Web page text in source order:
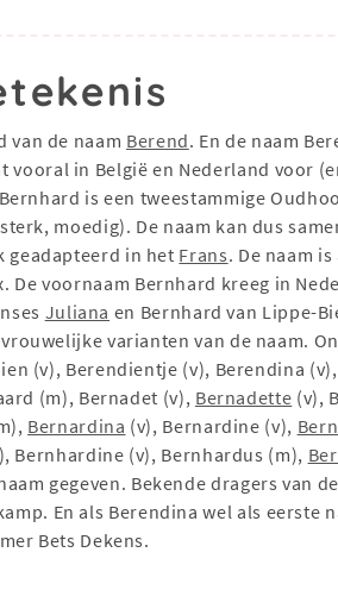
van de naam Berend. En de naam
vooral in België en Nederland voor
is een tweestammige
moedig). De naam kan dus
geadapteerd in het Frans. De naam
De voornaam Bernhard kreeg in
Juliana en Bernhard van Lippe-
varianten van de naam.
(v), Berendientje (v), Berendina
(m), Bernadet (v), Bernadette (v),
Bernardina (v), Bernardine (v),
Bernhardine (v), Bernhardus (m),
gegeven. Bekende dragers van
En als Berendina wel als eerste
Bets Dekens.